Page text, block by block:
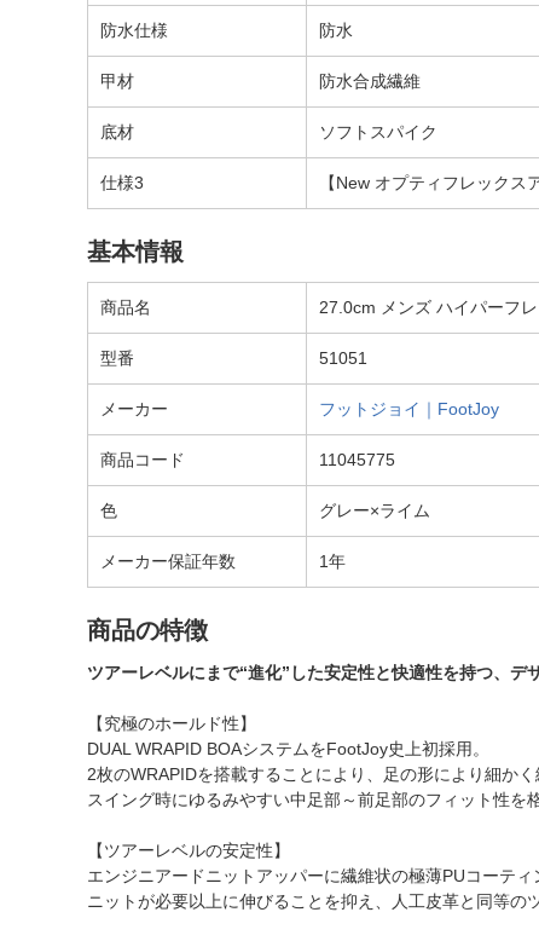
防水仕様 防水
甲材 防水合成繊維
底材 ソフトスパイク
仕様3 【New オプティフレック
基本情報
商品名 27.0cm メンズ ハイパーフ
型番 51051
メーカー フットジョイ｜FootJoy
商品コード 11045775
色 グレー×ライム
メーカー保証年数 1年
商品の特徴
ツアーレベルにまで“進化”した安定性と快適性を持つ、デ
【究極のホールド性】
DUAL WRAPID BOAシステムをFootJoy史上初採用。
2枚のWRAPIDを搭載することにより、足の形により細かく
スイング時にゆるみやすい中足部～前足部のフィット性を
【ツアーレベルの安定性】
エンジニアードニットアッパーに繊維状の極薄PUコーティ
ニットが必要以上に伸びることを抑え、人工皮革と同等の